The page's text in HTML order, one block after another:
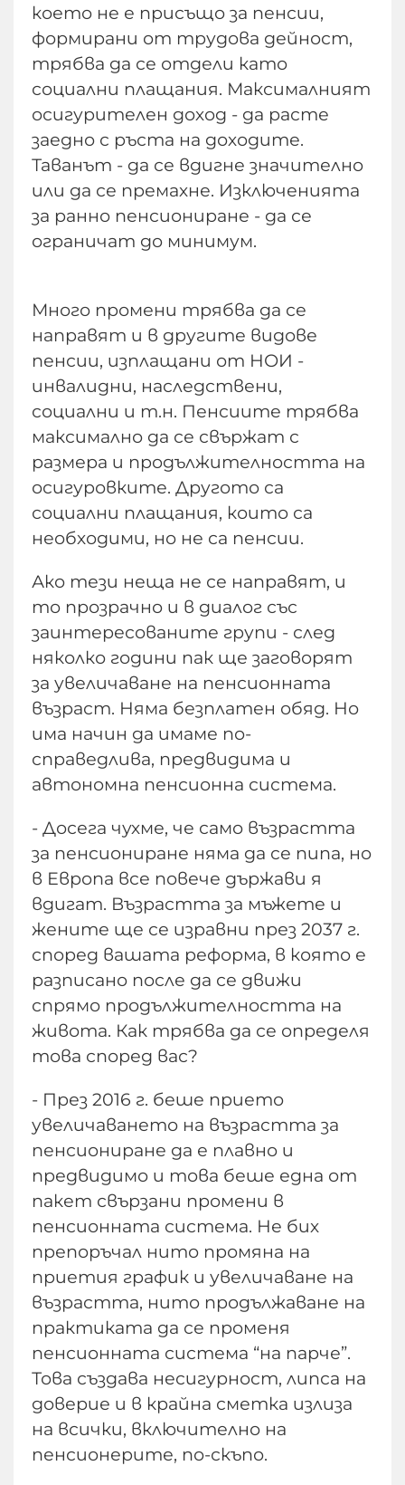
което не е присъщо за пенсии,
формирани от трудова дейност,
трябва да се отдели като
социални плащания. Максималният
осигурителен доход - да расте
заедно с ръста на доходите.
Таванът - да се вдигне значително
или да се премахне. Изключенията
за ранно пенсиониране - да се
ограничат до минимум.
Много промени трябва да се
направят и в другите видове
пенсии, изплащани от НОИ -
инвалидни, наследствени,
социални и т.н. Пенсиите трябва
максимално да се свържат с
размера и продължителността на
осигуровките. Другото са
социални плащания, които са
необходими, но не са пенсии.
Ако тези неща не се направят, и
то прозрачно и в диалог със
заинтересованите групи - след
няколко години пак ще заговорят
за увеличаване на пенсионната
възраст. Няма безплатен обяд. Но
има начин да имаме по-
справедлива, предвидима и
автономна пенсионна система.
- Досега чухме, че само възрастта
за пенсиониране няма да се пипа, но
в Европа все повече държави я
вдигат. Възрастта за мъжете и
жените ще се изравни през 2037 г.
според вашата реформа, в която е
разписано после да се движи
спрямо продължителността на
живота. Как трябва да се определя
това според вас?
- През 2016 г. беше прието
увеличаването на възрастта за
пенсиониране да е плавно и
предвидимо и това беше една от
пакет свързани промени в
пенсионната система. Не бих
препоръчал нито промяна на
приетия график и увеличаване на
възрастта, нито продължаване на
практиката да се променя
пенсионната система “на парче”.
Това създава несигурност, липса на
доверие и в крайна сметка излиза
на всички, включително на
пенсионерите, по-скъпо.